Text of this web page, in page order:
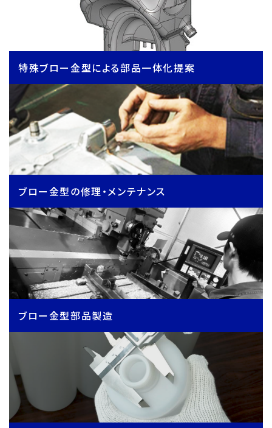
特殊ブロー金型による部品一体化提案
ブロー金型の修理・メンテナンス
ブロー金型部品製造